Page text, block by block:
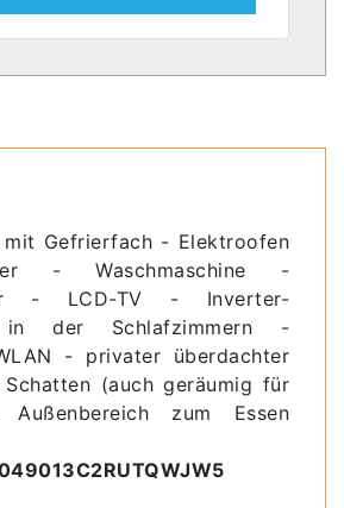
mit Gefrierfach - Elektroofen
- Waschmaschine -
- LCD-TV - Inverter-
in der Schlafzimmern -
- privater überdachter
(auch geräumig für
zum Essen